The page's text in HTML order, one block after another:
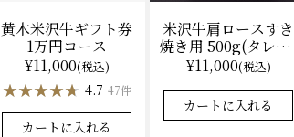
黄木米沢牛ギフト券
1万円コース
¥11,000(税込)
★★★★★
★★★★★ 4.7 47件
カートに入れる
米沢牛肩ロースすき
焼き用 500g(タレ付)
（冷凍）送料無料
化粧箱入
¥11,000(税込)
★★★★★
★★★★★ 4.9 37件
カートに入れる